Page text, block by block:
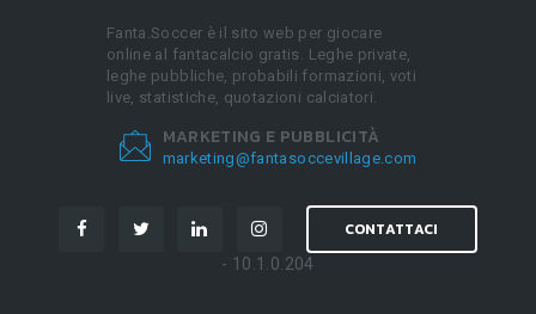
Fanta.Soccer è il sito web per giocare
online al fantacalcio gratis. Leghe private,
leghe pubbliche, probabili formazioni, voti
live, statistiche, quotazioni calciatori.
MARKETING E PUBBLICITÀ
marketing@fantasoccevillage.com
CONTATTACI
- 10.1.0.204